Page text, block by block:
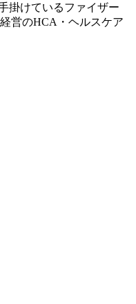
掛けているファイザー
営のHCA・ヘルスケア